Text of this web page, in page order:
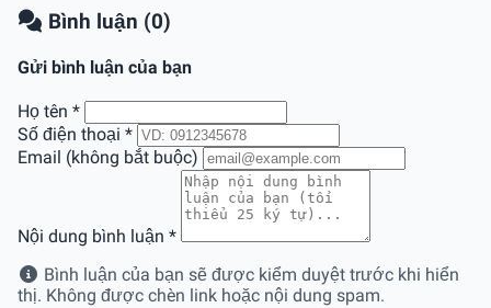
Bình luận (0)
Gửi bình luận của bạn
Họ tên *
Số điện thoại *
Email (không bắt buộc)
Nội dung bình luận *
Bình luận của bạn sẽ được kiểm duyệt trước khi hiển
thị. Không được chèn link hoặc nội dung spam.